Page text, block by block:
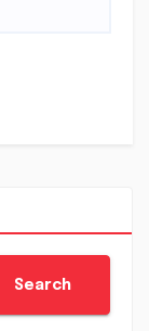
Search